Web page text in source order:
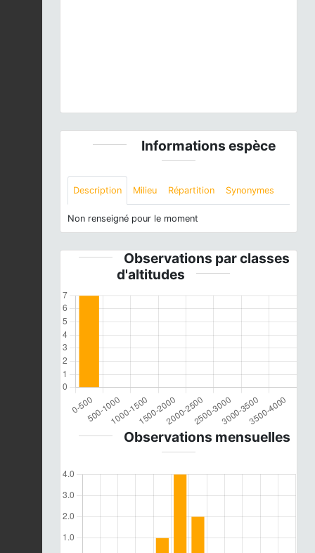
Informations espèce
Description Milieu Répartition Synonymes
Non renseigné pour le moment
Observations par classes
d'altitudes
Observations mensuelles